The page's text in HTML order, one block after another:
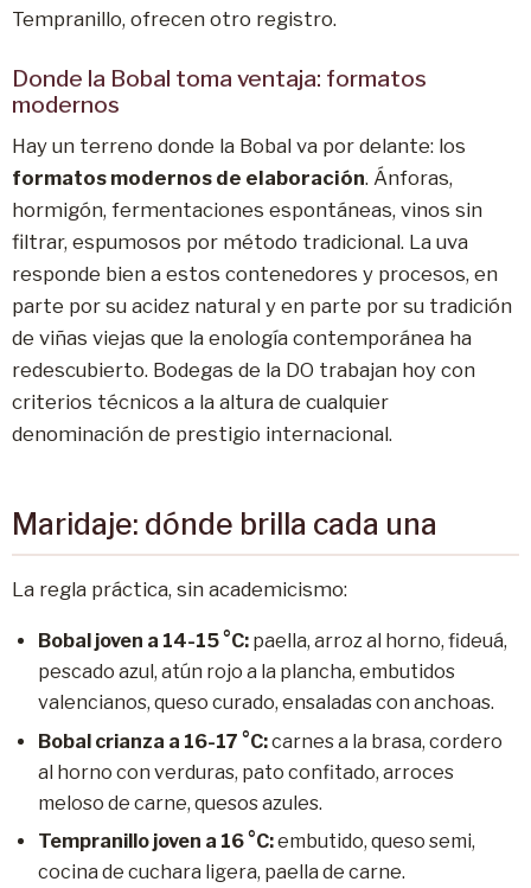
Tempranillo, ofrecen otro registro.
Donde la Bobal toma ventaja: formatos
modernos
Hay un terreno donde la Bobal va por delante: los
formatos modernos de elaboración. Ánforas,
hormigón, fermentaciones espontáneas, vinos sin
filtrar, espumosos por método tradicional. La uva
responde bien a estos contenedores y procesos, en
parte por su acidez natural y en parte por su tradición
de viñas viejas que la enología contemporánea ha
redescubierto. Bodegas de la DO trabajan hoy con
criterios técnicos a la altura de cualquier
denominación de prestigio internacional.
Maridaje: dónde brilla cada una
La regla práctica, sin academicismo:
Bobal joven a 14-15 °C: paella, arroz al horno, fideuá,
pescado azul, atún rojo a la plancha, embutidos
valencianos, queso curado, ensaladas con anchoas.
Bobal crianza a 16-17 °C:carnes a la brasa, cordero
al horno con verduras, pato confitado, arroces
meloso de carne, quesos azules.
Tempranillo joven a 16 °C:embutido, queso semi,
cocina de cuchara ligera, paella de carne.